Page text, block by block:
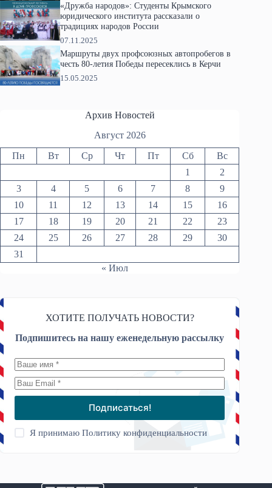
«Дружба народов»: Студенты Крымского
юридического института рассказали о
традициях народов России
07.11.2025
Маршруты двух профсоюзных автопробегов в
честь 80-летия Победы пересеклись в Керчи
15.05.2025
Архив Новостей
Август 2026
Пн Вт Ср Чт Пт Сб
Вс
1
2
3
4 5 6 7 8
9
10
11 12 13 14 15
16
17
18 19 20 21 22
23
24
25 26 27 28 29
30
31
« Июл
ХОТИТЕ ПОЛУЧАТЬ НОВОСТИ?
Подпишитесь на нашу еженедельную рассылку
Подписаться!
Я принимаюПолитику конфиденциальности